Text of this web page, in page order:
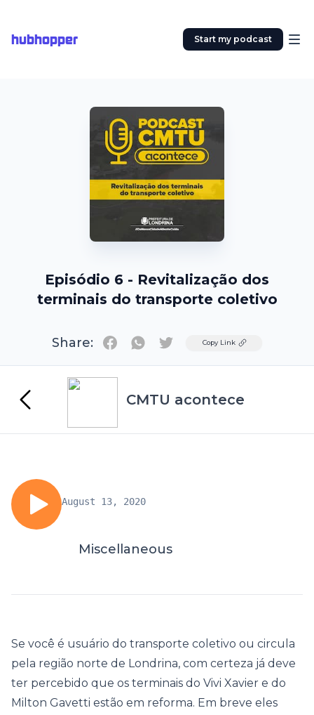
hubhopper Start my podcast
Episódio 6 - Revitalização dos
terminais do transporte coletivo
Share: TwitterCopy Link
CMTU acontece
August 13, 2020
Miscellaneous
Se você é usuário do transporte coletivo ou circula
pela região norte de Londrina, com certeza já deve
ter percebido que os terminais do Vivi Xavier e do
Milton Gavetti estão em reforma. Em breve eles